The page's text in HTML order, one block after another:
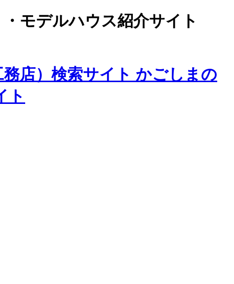
モデルハウス紹介サイト
店）検索サイト かごしまの
ト